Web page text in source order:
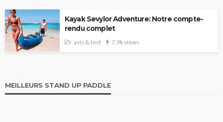
Kayak Sevylor Adventure: Notre compte-
rendu complet
avis & test 7.9k views
MEILLEURS STAND UP PADDLE